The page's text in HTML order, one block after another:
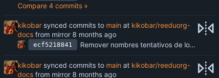
Compare 4 commits »
kikobar synced commits to main at kikobar/reeduorg-
docs from mirror
ecf5218841 Remover nombres tentativos de los responsables
kikobar synced commits to main at kikobar/reeduorg-
docs from mirror